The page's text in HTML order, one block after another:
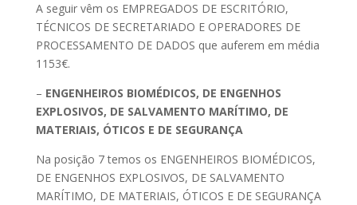
A seguir vêm os EMPREGADOS DE ESCRITÓRIO,
TÉCNICOS DE SECRETARIADO E OPERADORES DE
PROCESSAMENTO DE DADOS que auferem em média
1153€.
– ENGENHEIROS BIOMÉDICOS, DE ENGENHOS
EXPLOSIVOS, DE SALVAMENTO MARÍTIMO, DE
MATERIAIS, ÓTICOS E DE SEGURANÇA
Na posição 7 temos os ENGENHEIROS BIOMÉDICOS,
DE ENGENHOS EXPLOSIVOS, DE SALVAMENTO
MARÍTIMO, DE MATERIAIS, ÓTICOS E DE SEGURANÇA